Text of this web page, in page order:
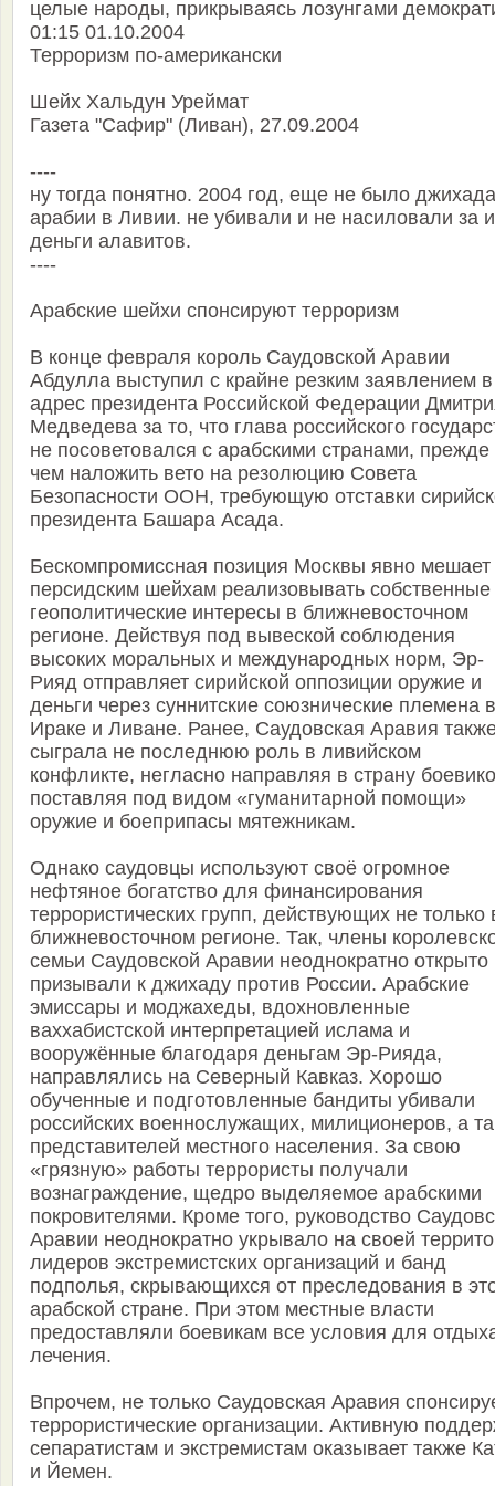
целые народы, прикрываясь лозунгами
01:15 01.10.2004
Терроризм по-американски
Шейх Хальдун Уреймат
Газета "Сафир" (Ливан), 27.09.2004
----
ну тогда понятно. 2004 год, еще не было джихада
арабии в Ливии. не убивали и не насиловали за
деньги алавитов.
----
Арабские шейхи спонсируют терроризм
В конце февраля король Саудовской Аравии
Абдулла выступил с крайне резким заявлением в
адрес президента Российской Федерации
Медведева за то, что глава российского
не посоветовался с арабскими странами, прежде
чем наложить вето на резолюцию Совета
Безопасности ООН, требующую отставки
президента Башара Асада.
Бескомпромиссная позиция Москвы явно мешает
персидским шейхам реализовывать собственные
геополитические интересы в ближневосточном
регионе. Действуя под вывеской соблюдения
высоких моральных и международных норм, Эр-
Рияд отправляет сирийской оппозиции оружие и
деньги через суннитские союзнические племена в
Ираке и Ливане. Ранее, Саудовская Аравия
сыграла не последнюю роль в ливийском
конфликте, негласно направляя в страну
поставляя под видом «гуманитарной помощи»
оружие и боеприпасы мятежникам.
Однако саудовцы используют своё огромное
нефтяное богатство для финансирования
террористических групп, действующих не только
ближневосточном регионе. Так, члены
семьи Саудовской Аравии неоднократно открыто
призывали к джихаду против России. Арабские
эмиссары и моджахеды, вдохновленные
ваххабистской интерпретацией ислама и
вооружённые благодаря деньгам Эр-Рияда,
направлялись на Северный Кавказ. Хорошо
обученные и подготовленные бандиты убивали
российских военнослужащих, милиционеров, а
представителей местного населения. За свою
«грязную» работы террористы получали
вознаграждение, щедро выделяемое арабскими
покровителями. Кроме того, руководство
Аравии неоднократно укрывало на своей
лидеров экстремистских организаций и банд
подполья, скрывающихся от преследования в
арабской стране. При этом местные власти
предоставляли боевикам все условия для
лечения.
Впрочем, не только Саудовская Аравия
террористические организации. Активную
сепаратистам и экстремистам оказывает также
и Йемен.